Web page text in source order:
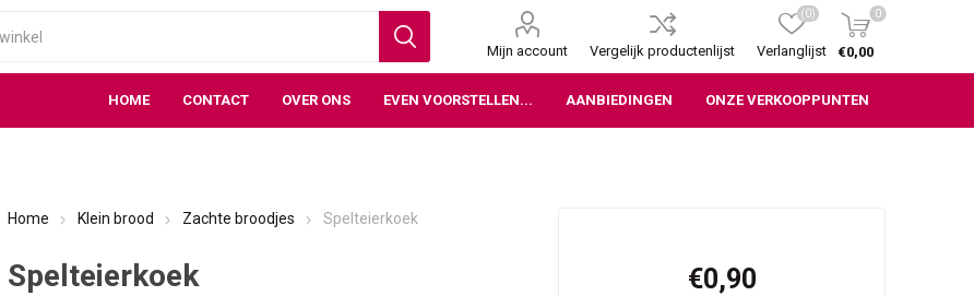
Mijn account Vergelijk productenlijst Verlanglijst
(0) 0
€0,00
HOME CONTACT OVER ONS EVEN VOORSTELLEN... AANBIEDINGEN ONZE VERKOOPPUNTEN
Home Klein brood Zachte broodjes Spelteierkoek
Spelteierkoek €0,90